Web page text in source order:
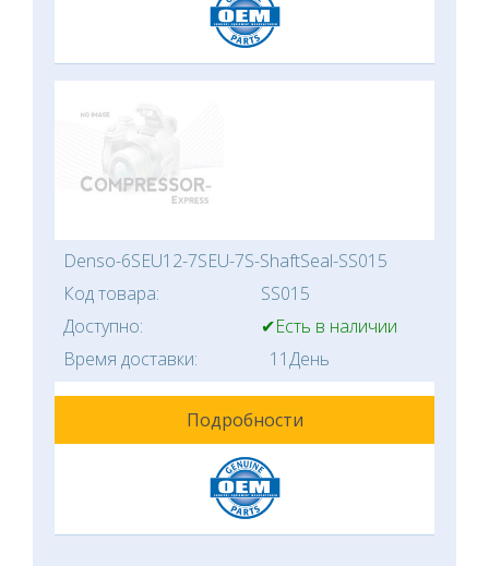
Denso-6SEU12-7SEU-7S-ShaftSeal-SS015
Код товара:
SS015
Доступно:
✔Есть в наличии
Время доставки:
11День
Подробности